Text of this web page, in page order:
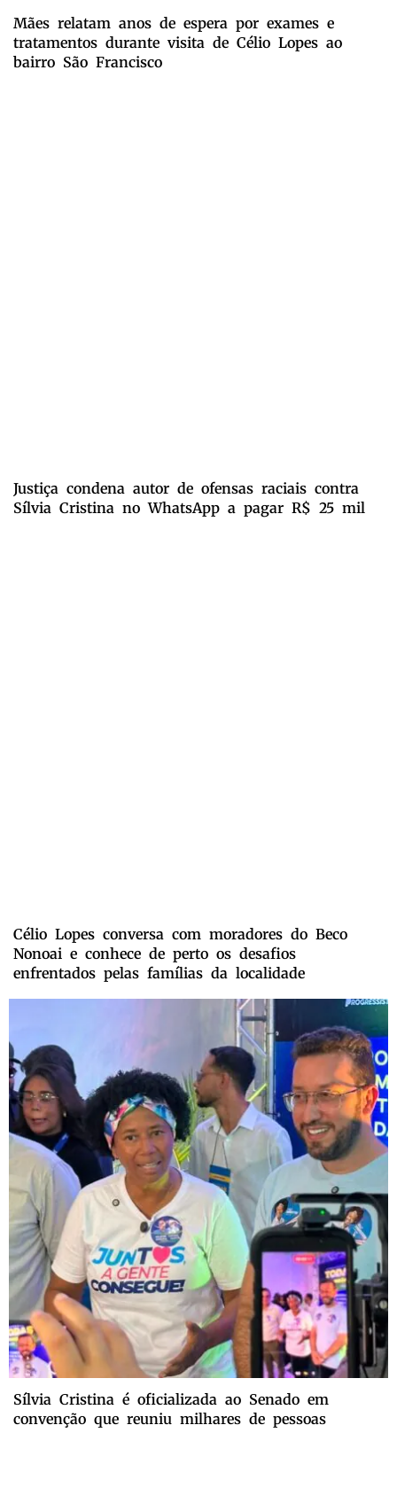
Mães relatam anos de espera por exames e
tratamentos durante visita de Célio Lopes ao
bairro São Francisco
Justiça condena autor de ofensas raciais contra
Sílvia Cristina no WhatsApp a pagar R$ 25 mil
Célio Lopes conversa com moradores do Beco
Nonoai e conhece de perto os desafios
enfrentados pelas famílias da localidade
Sílvia Cristina é oficializada ao Senado em
convenção que reuniu milhares de pessoas